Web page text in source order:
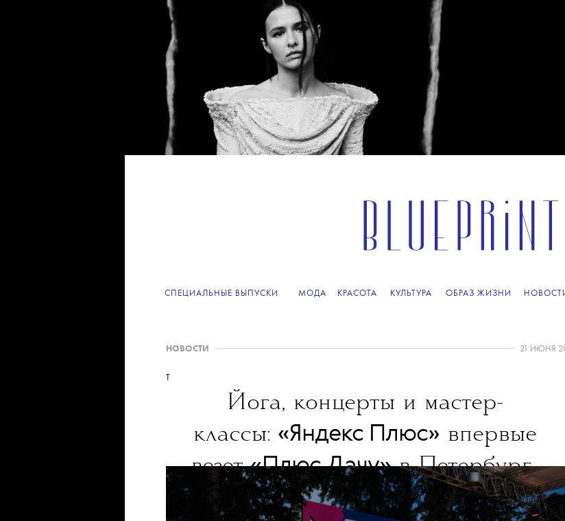
СПЕЦИАЛЬНЫЕ ВЫПУСКИ МОДА КРАСОТА КУЛЬТУРА ОБРАЗ ЖИЗНИ
НОВОСТИ 21 ИЮНЯ
Йога, концерты и мастер-
классы: «‎Яндекс Плюс» впервые
везет«‎Плюс Дачу»в Петербург